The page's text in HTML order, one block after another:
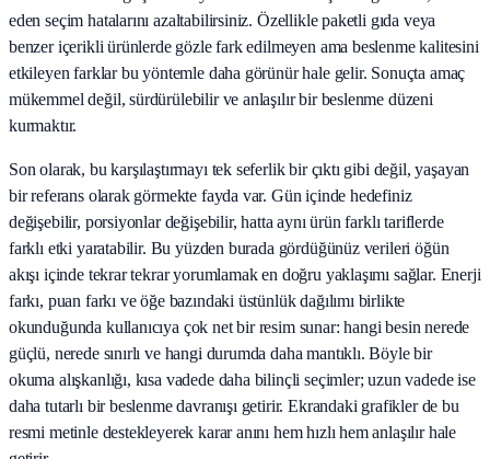
eden seçim hatalarını azaltabilirsiniz. Özellikle paketli gıda veya
benzer içerikli ürünlerde gözle fark edilmeyen ama beslenme kalitesini
etkileyen farklar bu yöntemle daha görünür hale gelir. Sonuçta amaç
mükemmel değil, sürdürülebilir ve anlaşılır bir beslenme düzeni
kurmaktır.
Son olarak, bu karşılaştırmayı tek seferlik bir çıktı gibi değil, yaşayan
bir referans olarak görmekte fayda var. Gün içinde hedefiniz
değişebilir, porsiyonlar değişebilir, hatta aynı ürün farklı tariflerde
farklı etki yaratabilir. Bu yüzden burada gördüğünüz verileri öğün
akışı içinde tekrar tekrar yorumlamak en doğru yaklaşımı sağlar. Enerji
farkı, puan farkı ve öğe bazındaki üstünlük dağılımı birlikte
okunduğunda kullanıcıya çok net bir resim sunar: hangi besin nerede
güçlü, nerede sınırlı ve hangi durumda daha mantıklı. Böyle bir
okuma alışkanlığı, kısa vadede daha bilinçli seçimler; uzun vadede ise
daha tutarlı bir beslenme davranışı getirir. Ekrandaki grafikler de bu
resmi metinle destekleyerek karar anını hem hızlı hem anlaşılır hale